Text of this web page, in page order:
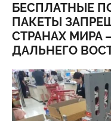
БЕСПЛАТНЫЕ
ПАКЕТЫ
СТРАНАХ МИРА
ДАЛЬНЕГО